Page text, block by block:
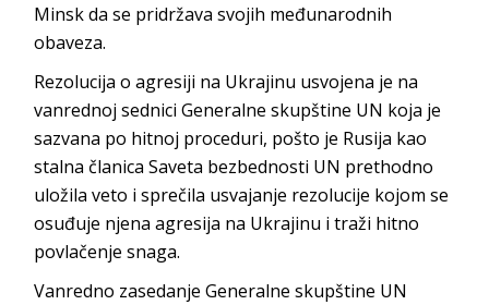
Minsk da se pridržava svojih međunarodnih
obaveza.
Rezolucija o agresiji na Ukrajinu usvojena je na
vanrednoj sednici Generalne skupštine UN koja je
sazvana po hitnoj proceduri, pošto je Rusija kao
stalna članica Saveta bezbednosti UN prethodno
uložila veto i sprečila usvajanje rezolucije kojom se
osuđuje njena agresija na Ukrajinu i traži hitno
povlačenje snaga.
Vanredno zasedanje Generalne skupštine UN